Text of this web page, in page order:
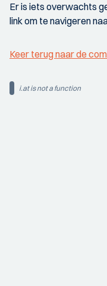
Er is iets overwachts
link om te navigeren
Keer terug naar de
i.at is not a function